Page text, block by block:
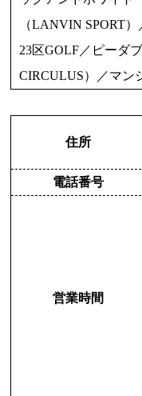
（LANVIN SPORT
23区GOLF／ピーダ
CIRCULUS）／マン
住所
電話番号
営業時間